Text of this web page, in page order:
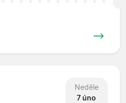
Neděle
7 úno